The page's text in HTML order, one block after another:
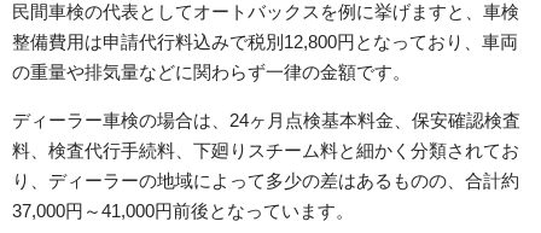
民間車検の代表としてオートバックスを例に挙げますと、車検
整備費用は申請代行料込みで税別12,800円となっており、車両
の重量や排気量などに関わらず一律の金額です。
ディーラー車検の場合は、24ヶ月点検基本料金、保安確認検査
料、検査代行手続料、下廻りスチーム料と細かく分類されてお
り、ディーラーの地域によって多少の差はあるものの、合計約
37,000円～41,000円前後となっています。